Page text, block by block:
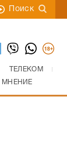
Поиск
ТЕЛЕКОМ
МНЕНИЕ